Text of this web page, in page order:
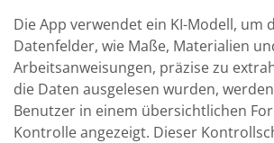
Die App verwendet ein KI-Modell, um
Datenfelder, wie Maße, Materialien
Arbeitsanweisungen, präzise zu
die Daten ausgelesen wurden,
Benutzer in einem übersichtlichen
Kontrolle angezeigt. Dieser